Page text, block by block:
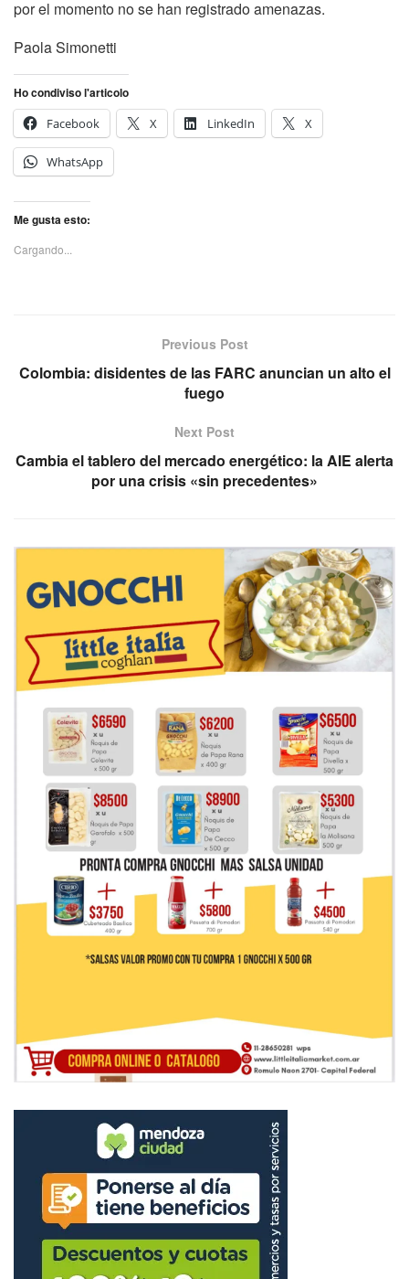
por el momento no se han registrado amenazas.
Paola Simonetti
Ho condiviso l'articolo
Facebook
X LinkedIn X
WhatsApp
Me gusta esto:
Cargando...
Previous Post
Colombia: disidentes de las FARC anuncian un alto el
fuego
Next Post
Cambia el tablero del mercado energético: la AIE alerta
por una crisis «sin precedentes»